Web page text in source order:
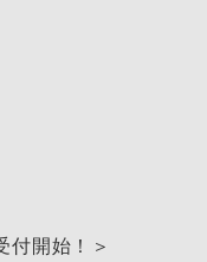
付開始！＞